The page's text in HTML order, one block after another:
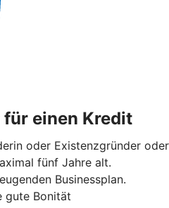
einen Kredit
oder Existenzgründer oder
fünf Jahre alt.
Businessplan.
gute Bonität